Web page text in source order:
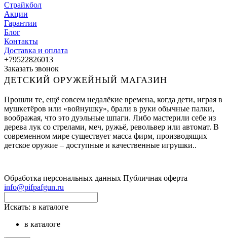
Страйкбол
Акции
Гарантии
Блог
Контакты
Доставка и оплата
+79522826013
Заказать звонок
ДЕТСКИЙ ОРУЖЕЙНЫЙ МАГАЗИН
Прошли те, ещё совсем недалёкие времена, когда дети, играя в
мушкетёров или «войнушку», брали в руки обычные палки,
воображая, что это дуэльные шпаги. Либо мастерили себе из
дерева лук со стрелами, меч, ружьё, револьвер или автомат. В
современном мире существует масса фирм, производящих
детское оружие – доступные и качественные игрушки..
Обработка персональных данных Публичная оферта
info@pifpafgun.ru
Искать: в каталоге
в каталоге